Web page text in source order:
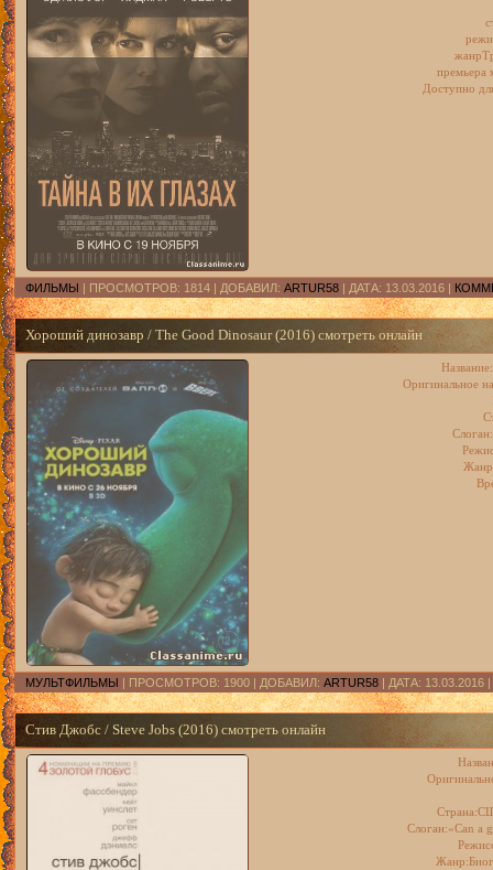
премьера
Доступно
ФИЛЬМЫ | ПРОСМОТРОВ: 1814 | ДОБАВИЛ: ARTUR58 | ДАТА: 13.03.2016 |
Хороший динозавр / The Good Dinosaur (2016) смотреть онлайн
Оригинальное
МУЛЬТФИЛЬМЫ | ПРОСМОТРОВ: 1900 | ДОБАВИЛ: ARTUR58 | ДАТА: 13.03.2016 |
Стив Джобс / Steve Jobs (2016) смотреть онлайн
Слоган:«Can a